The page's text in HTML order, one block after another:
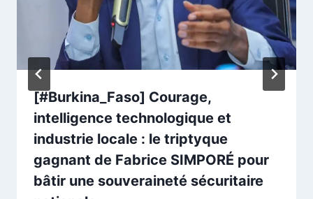
[#Burkina_Faso] Courage,
intelligence technologique et
industrie locale : le triptyque
gagnant de Fabrice SIMPORÉ pour
bâtir une souveraineté sécuritaire